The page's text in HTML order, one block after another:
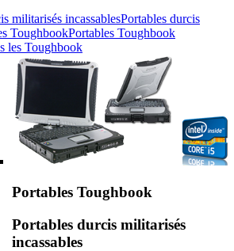
Portables durcis
Portables Toughbook
les Toughbook
Portables Toughbook
Portables durcis militarisés
incassables